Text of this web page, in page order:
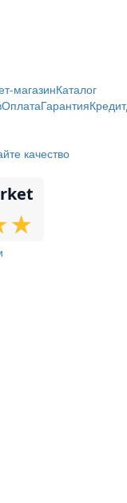
магазинКаталог
ОплатаГарантияКредит
★
★